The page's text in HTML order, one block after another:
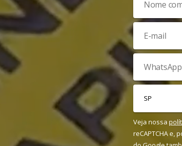
Veja nossa
reCAPTCHA e,